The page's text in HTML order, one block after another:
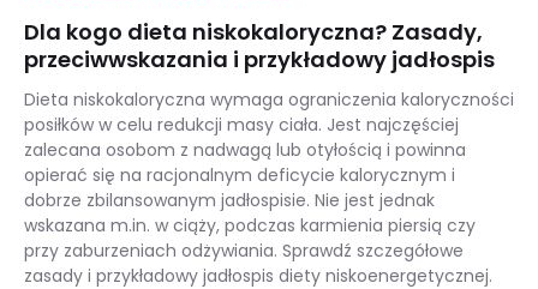
Dla kogo dieta niskokaloryczna? Zasady,
przeciwwskazania i przykładowy jadłospis
Dieta niskokaloryczna wymaga ograniczenia kaloryczności
posiłków w celu redukcji masy ciała. Jest najczęściej
zalecana osobom z nadwagą lub otyłością i powinna
opierać się na racjonalnym deficycie kalorycznym i
dobrze zbilansowanym jadłospisie. Nie jest jednak
wskazana m.in. w ciąży, podczas karmienia piersią czy
przy zaburzeniach odżywiania. Sprawdź szczegółowe
zasady i przykładowy jadłospis diety niskoenergetycznej.